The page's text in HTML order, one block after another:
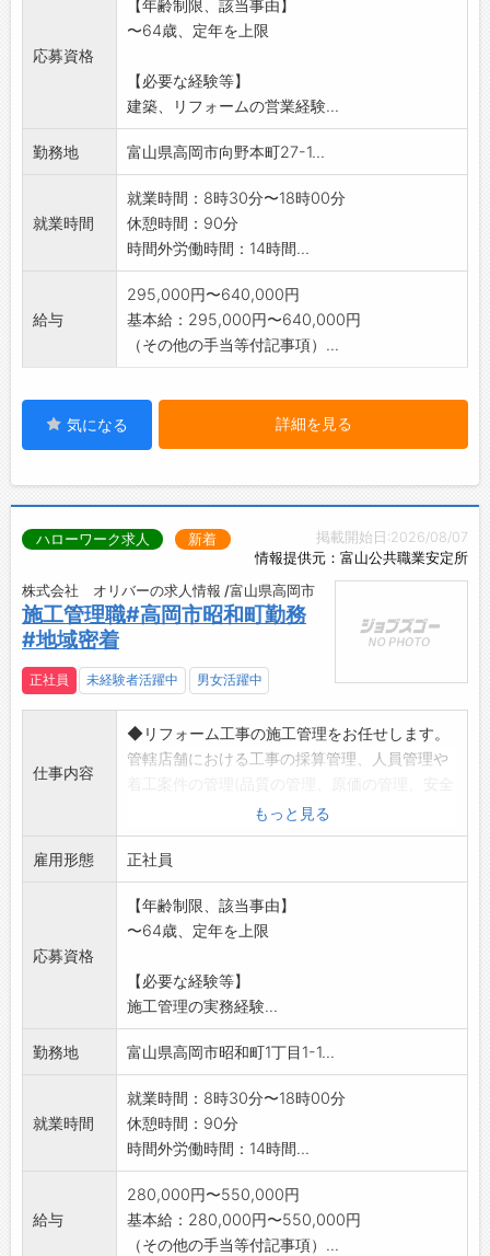
フォローまでを担当
します。
減も行い、働き
方改革に積極的です。スマホやITツールの導入
など、更なる生産
性アップを進めています。 【変更の範囲:会
応募資格
【年齢制限、該当事由】
〜64歳、定年を上限
【必要な経験等】
建築、リフォームの営業経験...
勤務地 富山県高岡市向野本町27-1...
就業時間
就業時間：8時30分〜18時00分
休憩時間：90分
時間外労働時間：14時間...
給与
295,000円〜640,000円
基本給：295,000円〜640,000円
（その他の手当等付記事項）...
気になる 詳細を見る
掲載開始日:2026/08/07
情報提供元：富山公共職業安定所
ハローワーク求人 新着
株式会社 オリバーの求人情報 /富山県高岡市
施工管理職#高岡市昭和町勤務
#地域密着
正社員 未経験者活躍中 男女活躍中
仕事内容
◆リフォーム工事の施工管理をお任せします。
管轄店舗における工事の採算管理、人員管理や
工事部門のコントロールタワーとしてご活躍頂
きます。
◆少人数でより多くの案件を高品質で実行する
ために、
新システムの導入など、生産性向上の提案もお
【変更の範囲:会社の定める業務】
もっと見る
雇用形態 正社員
応募資格
【年齢制限、該当事由】
〜64歳、定年を上限
【必要な経験等】
施工管理の実務経験...
勤務地 富山県高岡市昭和町1丁目1-1...
就業時間
就業時間：8時30分〜18時00分
休憩時間：90分
時間外労働時間：14時間...
給与
280,000円〜550,000円
基本給：280,000円〜550,000円
（その他の手当等付記事項）...